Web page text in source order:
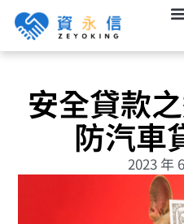
安全貸款
防汽車
2023 年